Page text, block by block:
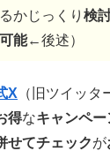
かじっくり 検
可能←後述）
X （旧ツイッタ
得なキャンペー
せてチェックが